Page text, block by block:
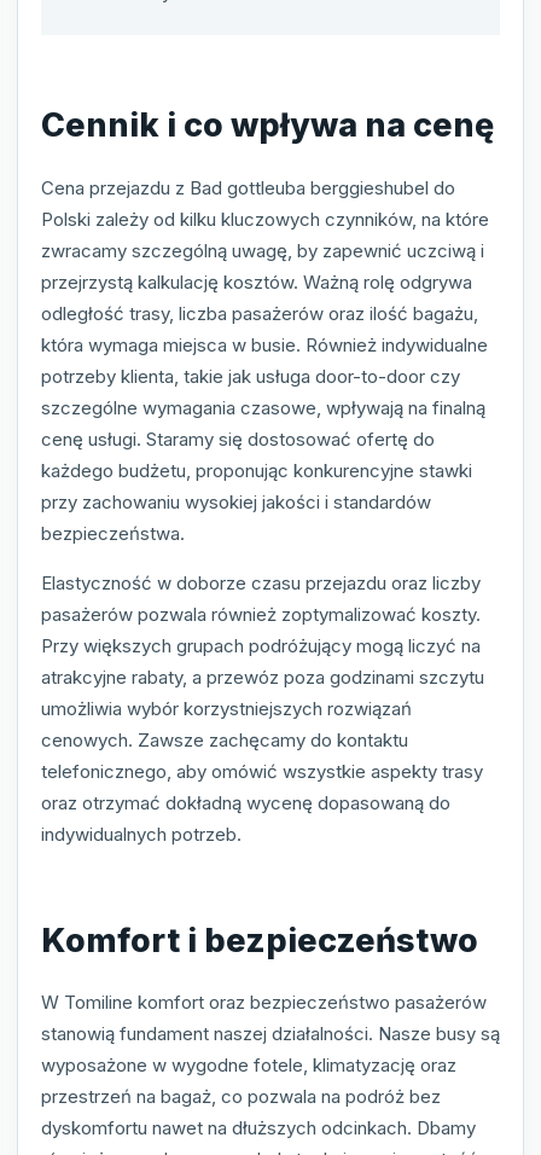
Cennik i co wpływa na cenę
Cena przejazdu z Bad gottleuba berggieshubel do
Polski zależy od kilku kluczowych czynników, na które
zwracamy szczególną uwagę, by zapewnić uczciwą i
przejrzystą kalkulację kosztów. Ważną rolę odgrywa
odległość trasy, liczba pasażerów oraz ilość bagażu,
która wymaga miejsca w busie. Również indywidualne
potrzeby klienta, takie jak usługa door-to-door czy
szczególne wymagania czasowe, wpływają na finalną
cenę usługi. Staramy się dostosować ofertę do
każdego budżetu, proponując konkurencyjne stawki
przy zachowaniu wysokiej jakości i standardów
bezpieczeństwa.
Elastyczność w doborze czasu przejazdu oraz liczby
pasażerów pozwala również zoptymalizować koszty.
Przy większych grupach podróżujący mogą liczyć na
atrakcyjne rabaty, a przewóz poza godzinami szczytu
umożliwia wybór korzystniejszych rozwiązań
cenowych. Zawsze zachęcamy do kontaktu
telefonicznego, aby omówić wszystkie aspekty trasy
oraz otrzymać dokładną wycenę dopasowaną do
indywidualnych potrzeb.
Komfort i bezpieczeństwo
W Tomiline komfort oraz bezpieczeństwo pasażerów
stanowią fundament naszej działalności. Nasze busy są
wyposażone w wygodne fotele, klimatyzację oraz
przestrzeń na bagaż, co pozwala na podróż bez
dyskomfortu nawet na dłuższych odcinkach. Dbamy